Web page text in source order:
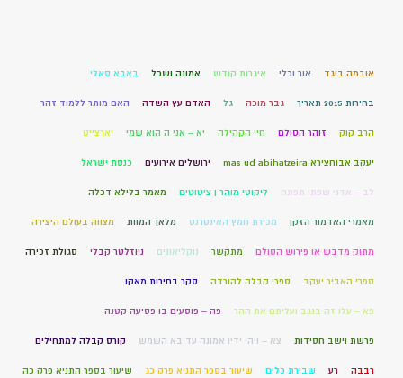
אובמה בוגד אור וכלי איגרות קודש אמונה ושכל באבא סאלי
בחירות 2015 תאריך גבר מוכה גל האדם עץ השדה האם מותר ללמוד זהר
הרב קוק זוהר הסולם חיי הקהילה יא – אני ה הוא שמי יארצייט
יעקב אבוחצירא mas ud abihatzeira ירושלים אירועים כנסת ישראל
לב – אדני שפתי תפתח ליקוטי מוהר ן ציטוטים מאמר בלילא דכלה
מאמרי האדמור הזקן מכירת חמץ האינטרנט מלאך המוות מצווה בעולם היצירה
מתוק מדבש או פירוש הסולם מתקשר נוקליאונים ניוזלטר קבלי סגולת זכירה
ספרי האביר יעקב ספרי קבלה להורדה סקר בחירות מאקו
פא – עלו זה בנגב ועליתם את ההר פה – פוסעים בו פסיעה קטנה
פרשת וישב חסידות צא – ויהי ידיו אמונה עד בא השמש קורס קבלה למתחילים
רבבה רע שבירת כלים שיעור בספר התניא פרק כג שיעור בספר התניא פרק כה